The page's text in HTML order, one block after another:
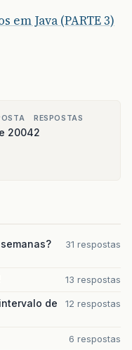
em Java (PARTE 3)
2004
RESPOSTAS
2
31 respostas
13 respostas
de
12 respostas
6 respostas